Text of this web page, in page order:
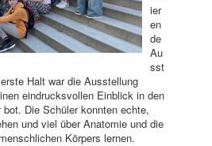
ier
en
de
Au
sst
Halt war die Ausstellung
eindrucksvollen Einblick in den
Die Schüler konnten echte,
und viel über Anatomie und die
Körpers lernen.